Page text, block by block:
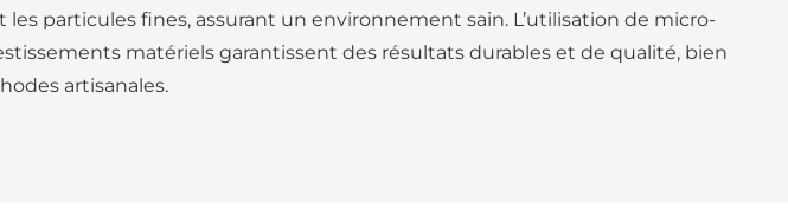
particules fines, assurant un environnement sain. L’utilisation de micro-
matériels garantissent des résultats durables et de qualité, bien
artisanales.